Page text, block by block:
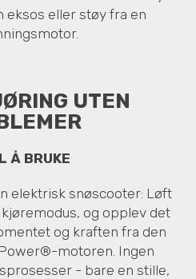
eksos eller støy fra en
UTEN
Å BRUKE
elektrisk snøscooter: Løft
og opplev det
og kraften fra den
motoren. Ingen
- bare en stille,